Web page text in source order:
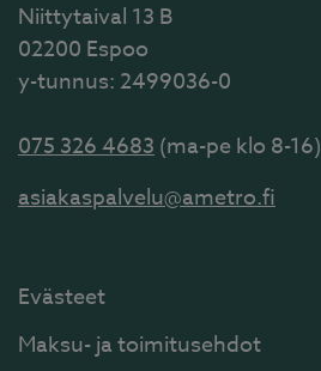
Niittytaival 13 B
02200 Espoo
y-tunnus: 2499036-0
075 326 4683(ma-pe klo 8-16)
asiakaspalvelu@ametro.fi
Evästeet
Maksu- ja toimitusehdot